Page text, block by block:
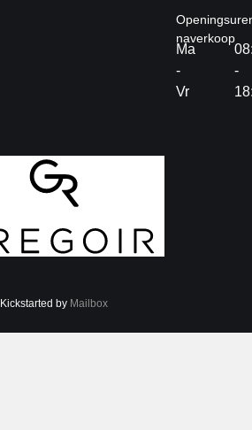
naverkoop
Ma
-
Vr
-
Kickstarted by Mailbox